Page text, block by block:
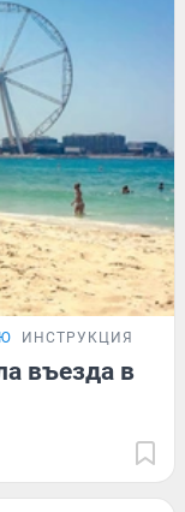
ИНСТРУКЦИЯ
въезда в